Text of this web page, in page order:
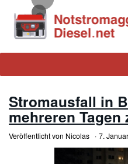
main
content
Stromausfall in
mehreren Tagen
Veröffentlicht von Nicolas 7.